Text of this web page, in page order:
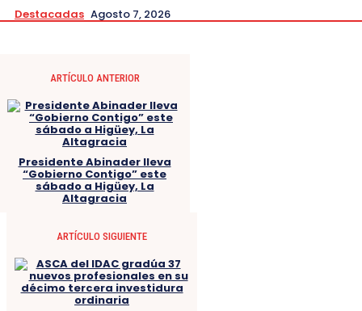
Destacadas Agosto 7, 2026
ARTÍCULO ANTERIOR
Presidente Abinader lleva
“Gobierno Contigo” este
sábado a Higüey, La
Altagracia
ARTÍCULO SIGUIENTE